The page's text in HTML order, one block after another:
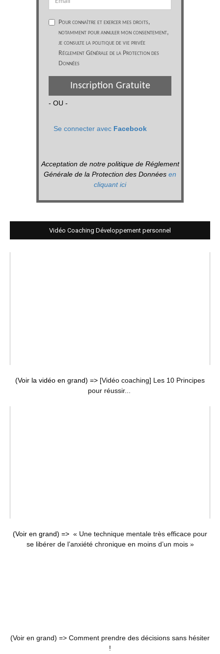
Pour connaître et exercer mes droits,
notamment pour annuler mon consentement,
je consulte la politique de vie privée
Réglement Générale de la Protection des
Données
Inscription Gratuite
- OU -
Se connecter avec Facebook
Acceptation de notre politique de Réglement
Générale de la Protection des Données en
cliquant ici
Vidéo Coaching Développement personnel
(Voir la vidéo en grand) => [Vidéo coaching] Les 10 Principes
pour réussir...
(Voir en grand) => « Une technique mentale très efficace pour
se libérer de l’anxiété chronique en moins d’un mois »
(Voir en grand) => Comment prendre des décisions sans hésiter
!